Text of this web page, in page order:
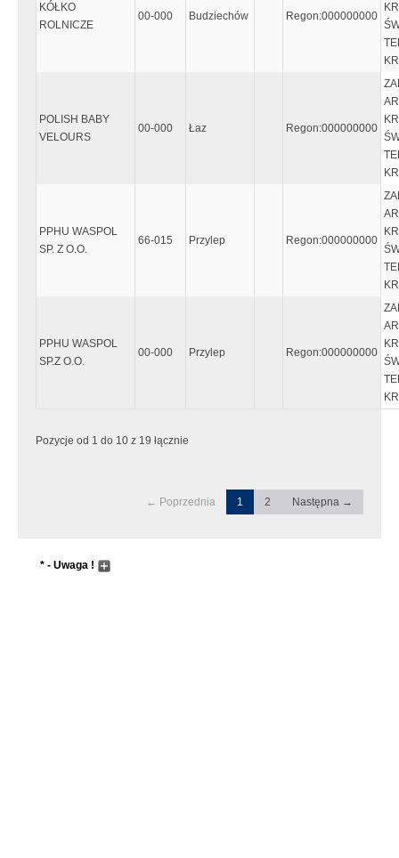
KÓŁKO
ROLNICZE
00-000 Budziechów Regon:000000000
POLISH BABY
VELOURS
00-000 Łaz Regon:000000000
PPHU WASPOL
SP. Z O.O.
66-015 Przylep Regon:000000000
PPHU WASPOL
SP.Z O.O.
00-000 Przylep Regon:000000000
Pozycje od 1 do 10 z 19 łącznie
← Poprzednia 1 2 Następna →
* - Uwaga !